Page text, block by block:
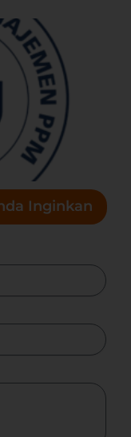
Inginkan